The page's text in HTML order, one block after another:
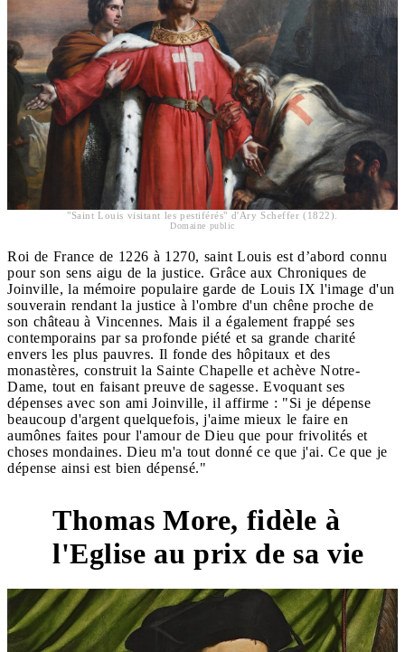
"Saint Louis visitant les pestiférés" d'Ary Scheffer (1822).
Domaine public
Roi de France de 1226 à 1270, saint Louis est d’abord connu
pour son sens aigu de la justice. Grâce aux Chroniques de
Joinville, la mémoire populaire garde de Louis IX l'image d'un
souverain rendant la justice à l'ombre d'un chêne proche de
son château à Vincennes. Mais il a également frappé ses
contemporains par sa profonde piété et sa grande charité
envers les plus pauvres. Il fonde des hôpitaux et des
monastères, construit la Sainte Chapelle et achève Notre-
Dame, tout en faisant preuve de sagesse. Evoquant ses
dépenses avec son ami Joinville, il affirme : "Si je dépense
beaucoup d'argent quelquefois, j'aime mieux le faire en
aumônes faites pour l'amour de Dieu que pour frivolités et
choses mondaines. Dieu m'a tout donné ce que j'ai. Ce que je
dépense ainsi est bien dépensé."
Thomas More, fidèle à
l'Eglise au prix de sa vie